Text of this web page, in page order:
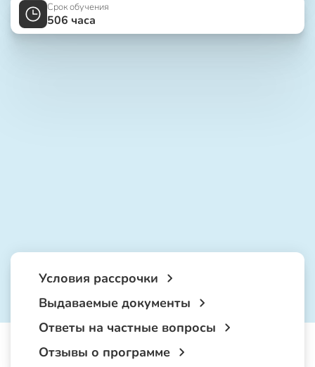
Срок обучения
506 часа
Условия рассрочки
Выдаваемые документы
Ответы на частные вопросы
Отзывы о программе